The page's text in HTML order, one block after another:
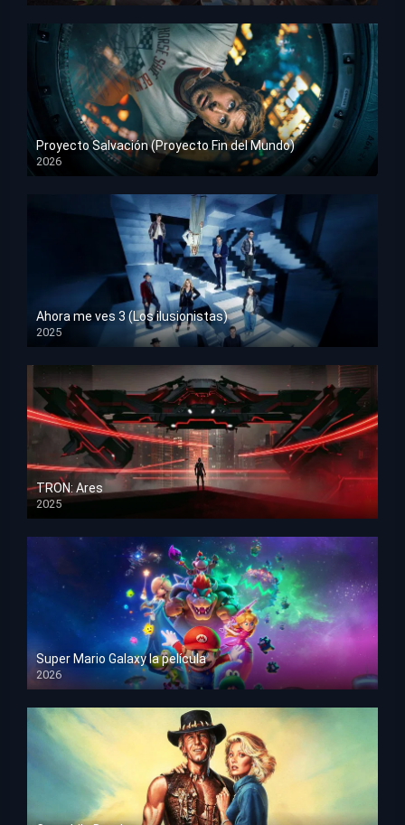
Proyecto Salvación (Proyecto Fin del Mundo)
2026
HD 1080p
Ahora me ves 3 (Los ilusionistas)
2025
HD 1080p
TRON: Ares
2025
HD 1080p
Super Mario Galaxy la película
2026
HD 1080p